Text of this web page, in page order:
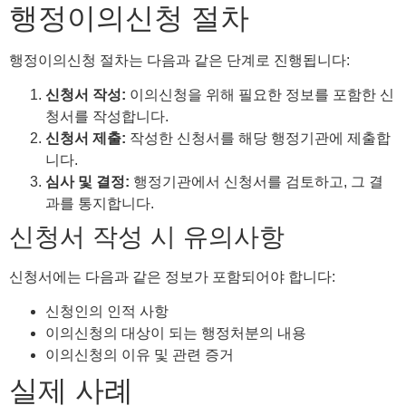
행정이의신청 절차
행정이의신청 절차는 다음과 같은 단계로 진행됩니다:
신청서 작성: 이의신청을 위해 필요한 정보를 포함한 신
청서를 작성합니다.
신청서 제출: 작성한 신청서를 해당 행정기관에 제출합
니다.
심사 및 결정: 행정기관에서 신청서를 검토하고, 그 결
과를 통지합니다.
신청서 작성 시 유의사항
신청서에는 다음과 같은 정보가 포함되어야 합니다:
신청인의 인적 사항
이의신청의 대상이 되는 행정처분의 내용
이의신청의 이유 및 관련 증거
실제 사례